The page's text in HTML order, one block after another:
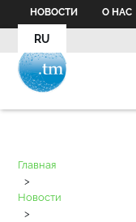
НОВОСТИ О НАС
RU
Главная
>
Новости
>